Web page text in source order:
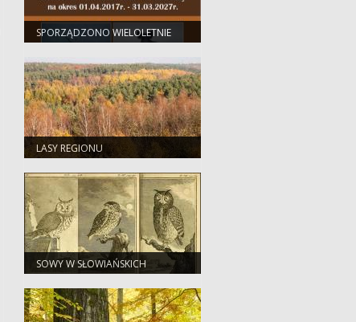
SPORZĄDZONO WIELOLETNIE
ŁOWIECKIE PLANY HODOWLANE
LASY REGIONU
SOWY W SŁOWIAŃSKICH
WIERZENIACH